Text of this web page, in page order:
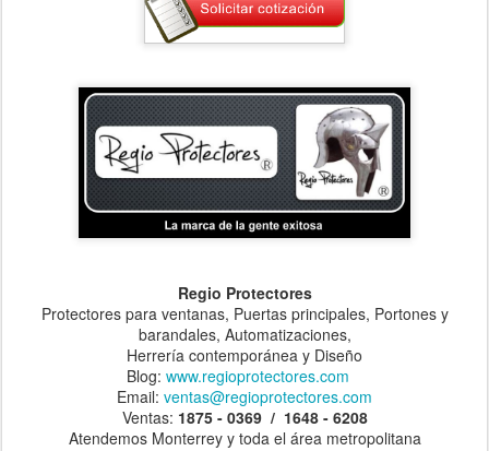
Regio Protectores
Protectores para ventanas, Puertas principales, Portones y
barandales, Automatizaciones,
Herrería contemporánea y Diseño
Blog: www.regioprotectores.com
Email: ventas@regioprotectores.com
Ventas: 1875 - 0369 / 1648 - 6208
Atendemos Monterrey y toda el área metropolitana